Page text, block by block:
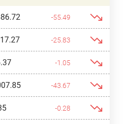
-55.49
-25.83
-1.05
-43.67
-0.28